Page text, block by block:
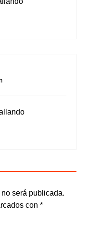
será publicada.
con *